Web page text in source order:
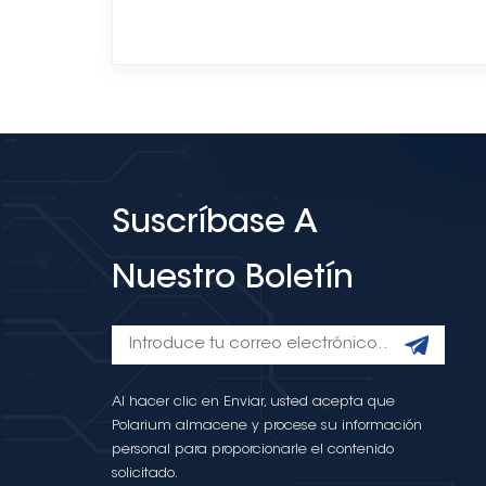
Suscríbase A
Nuestro Boletín
Al hacer clic en Enviar, usted acepta que
Polarium almacene y procese su información
personal para proporcionarle el contenido
solicitado.